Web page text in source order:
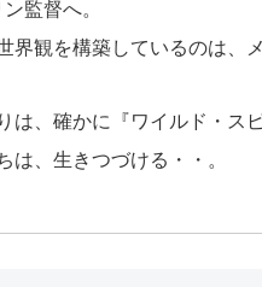
監督へ。
界観を構築しているのは
は、確かに『ワイルド・ス
は、生きつづける・・。